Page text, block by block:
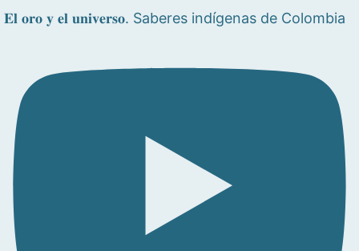
𝐄𝐥 𝐨𝐫𝐨 𝐲 𝐞𝐥 𝐮𝐧𝐢𝐯𝐞𝐫𝐬𝐨. Saberes indígenas de Colombia